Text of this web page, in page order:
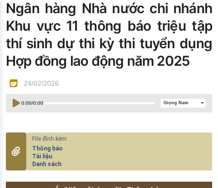
Đào tạo ISO
Ngân hàng Nhà nước chi nhánh
Khu vực 11 thông báo triệu tập
thí sinh dự thi kỳ thi tuyển dụng
Hợp đồng lao động năm 2025
24/02/2026
0:00/0:00 Giọng Nam
Thông báo
Tài liệu
Danh sách